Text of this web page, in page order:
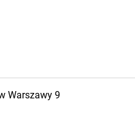
Warszawy 9